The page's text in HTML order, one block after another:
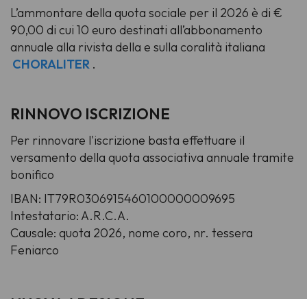
L’ammontare della quota sociale per il 2026 è di €
90,00 di cui 10 euro destinati all’abbonamento
annuale alla rivista della e sulla coralità italiana
CHORALITER .
RINNOVO ISCRIZIONE
Per rinnovare l'iscrizione basta effettuare il
versamento della quota associativa annuale tramite
bonifico
IBAN: IT79R0306915460100000009695
Intestatario: A.R.C.A.
Causale: quota 2026, nome coro, nr. tessera
Feniarco